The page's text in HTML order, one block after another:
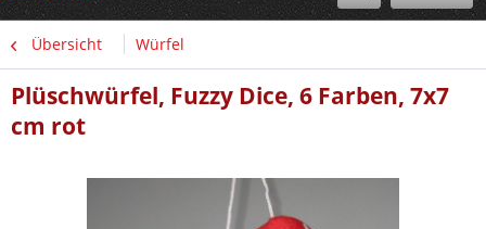
Übersicht Würfel
Plüschwürfel, Fuzzy Dice, 6 Farben, 7x7
cm rot